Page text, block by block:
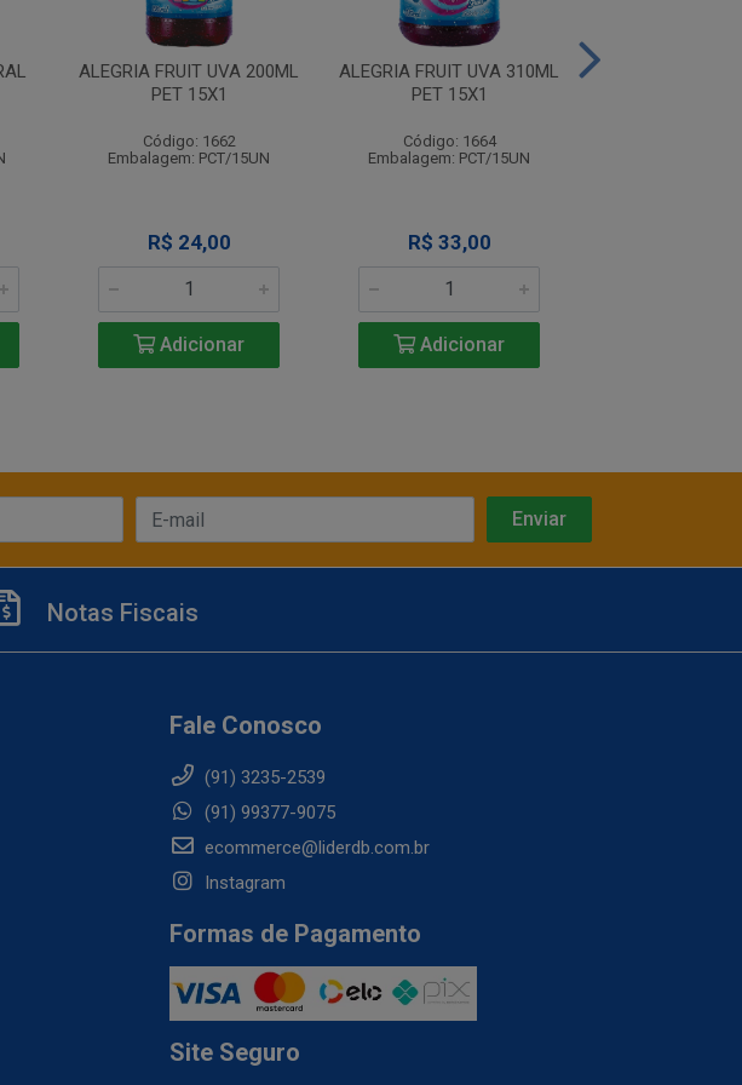
ALEGRIA FRUIT UVA 200ML
PET 15X1
Código: 1662
Embalagem: PCT/15UN
R$ 24,00
Adicionar
ALEGRIA FRUIT UVA 310ML
PET 15X1
Código: 1664
Embalagem: PCT/15UN
R$ 33,00
Adicionar
Notas Fiscais
Fale Conosco
(91) 3235-2539
(91) 99377-9075
ecommerce@liderdb.com.br
Instagram
Formas de Pagamento
Site Seguro